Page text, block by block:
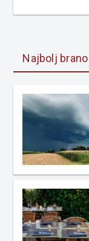
Najbolj brano